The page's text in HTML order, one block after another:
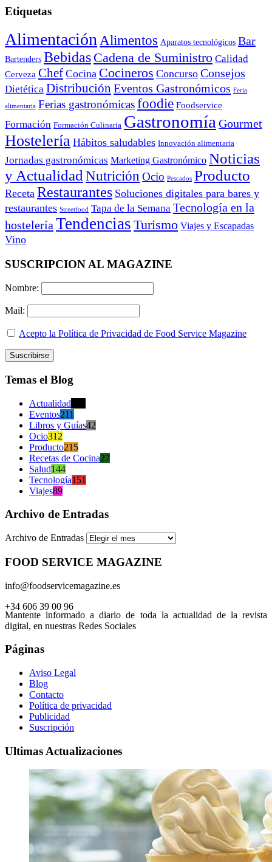
Etiquetas
Alimentación Alimentos Aparatos tecnológicos Bar
Bartenders Bebidas Cadena de Suministro Calidad
Cerveza Chef Cocina Cocineros Concurso Consejos
Dietética Distribución Eventos Gastronómicos Feria
alimentaria Ferias gastronómicasfoodie Foodservice
Formación Formación Culinaria Gastronomía Gourmet
Hostelería Hábitos saludables Innovación alimentaria
Jornadas gastronómicas Marketing Gastronómico Noticias
y Actualidad Nutrición Ocio Pescados Producto
Receta Restaurantes Soluciones digitales para bares y
restaurantes Streetfood Tapa de la Semana Tecnología en la
hostelería Tendencias Turismo Viajes y Escapadas
Vino
SUSCRIPCION AL MAGAZINE
Nombre:
Mail:
Acepto la Política de Privacidad de Food Service Magazine
Temas el Blog
Actualidad
Eventos211
Libros y Guías42
Ocio312
Producto215
Recetas de Cocina27
Salud144
Tecnología151
Viajes89
Archivo de Entradas
Archivo de Entradas
FOOD SERVICE MAGAZINE
info@foodservicemagazine.es
+34 606 39 00 96
Mantente informado a diario de toda la actualidad de la revista
digital, en nuestras Redes Sociales
Páginas
Aviso Legal
Blog
Contacto
Política de privacidad
Publicidad
Suscripción
Ultimas Actualizaciones